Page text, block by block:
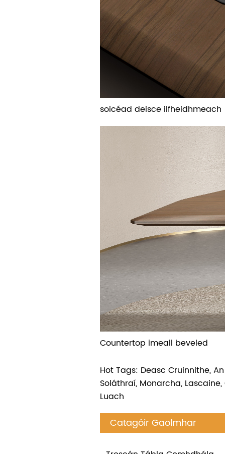
soicéad deisce ilfheidhmeach
Countertop imeall beveled
Hot Tags: Deasc Cruinnithe,
Soláthraí, Monarcha, Lascaine,
Luach
Catagóir Gaolmhar